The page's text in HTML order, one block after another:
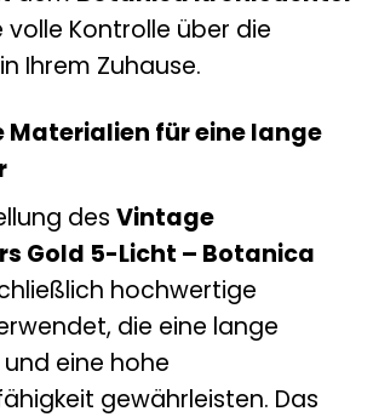
volle Kontrolle über die
Ihrem Zuhause.
Materialien für eine lange
des Vintage
Gold 5-Licht – Botanica
hochwertige
die eine lange
eine hohe
gewährleisten. Das